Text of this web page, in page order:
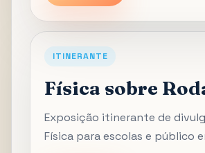
ITINERANTE
Física sobre
Exposição itinerante de
Física para escolas e público